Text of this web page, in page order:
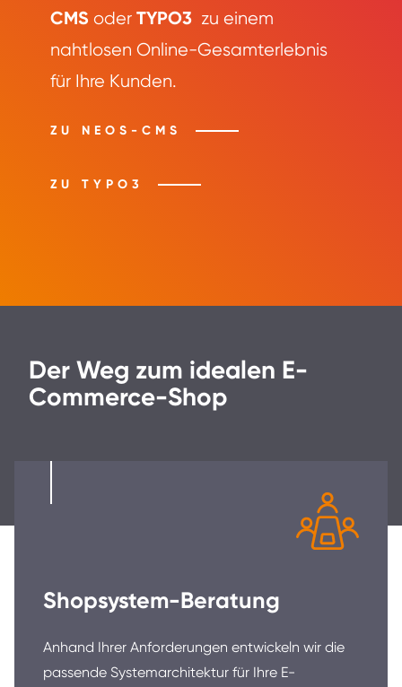
CMS oder TYPO3 zu einem
nahtlosen Online-Gesamterlebnis
für Ihre Kunden.
ZU NEOS-CMS
ZU TYPO3
Der Weg zum idealen E-
Commerce-Shop
Shopsystem-Beratung
Anhand Ihrer Anforderungen entwickeln wir die
passende Systemarchitektur für Ihre E-